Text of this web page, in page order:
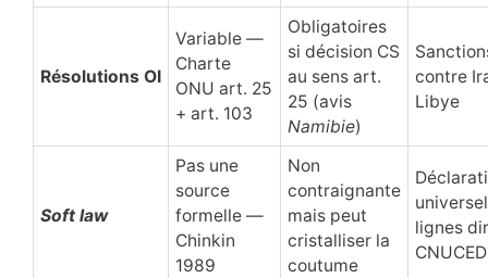
Résolutions OI
Variable —
Charte
ONU art. 25
+ art. 103
Obligatoires
si décision CS
au sens art.
25 (avis
Namibie)
contre
Libye
Soft law
Pas une
source
formelle —
Chinkin
1989
Non
contraignante
mais peut
cristalliser la
coutume
lignes
CNUCED